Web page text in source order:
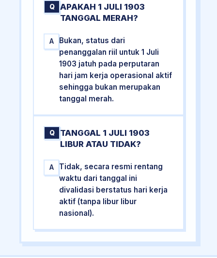
Q
APAKAH 1 JULI 1903
TANGGAL MERAH?
A
Bukan, status dari
penanggalan riil untuk 1 Juli
1903 jatuh pada perputaran
hari jam kerja operasional aktif
sehingga bukan merupakan
tanggal merah.
Q
TANGGAL 1 JULI 1903
LIBUR ATAU TIDAK?
A
Tidak, secara resmi rentang
waktu dari tanggal ini
divalidasi berstatus hari kerja
aktif (tanpa libur libur
nasional).